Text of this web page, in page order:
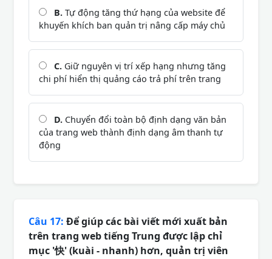
B. Tự động tăng thứ hạng của website để
khuyến khích ban quản trị nâng cấp máy chủ
C. Giữ nguyên vị trí xếp hạng nhưng tăng
chi phí hiển thị quảng cáo trả phí trên trang
D. Chuyển đổi toàn bộ định dạng văn bản
của trang web thành định dạng âm thanh tự
động
Câu 17: Để giúp các bài viết mới xuất bản
trên trang web tiếng Trung được lập chỉ
mục '快' (kuài - nhanh) hơn, quản trị viên